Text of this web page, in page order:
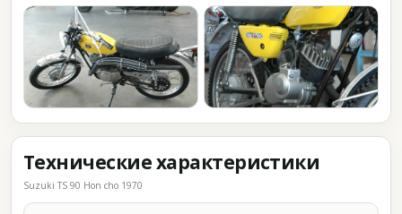
Технические характеристики
Suzuki TS 90 Hon cho 1970